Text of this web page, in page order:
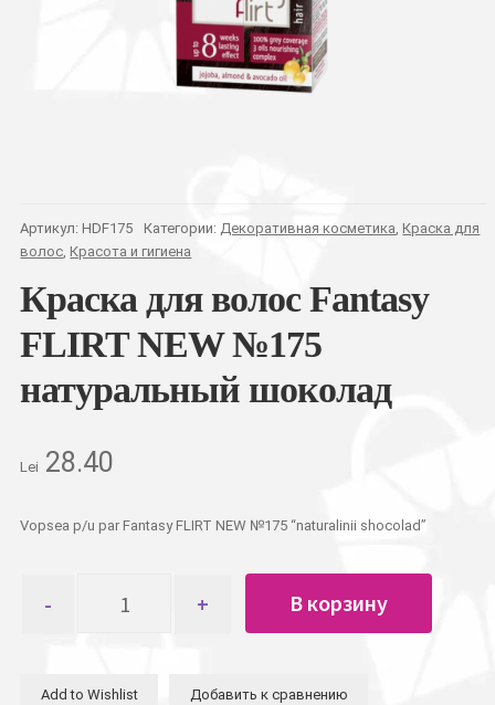
Артикул: HDF175 Категории: Декоративная косметика, Краска для
волос, Красота и гигиена
Краска для волос Fantasy
FLIRT NEW №175
натуральный шоколад
Lei 28.40
Vopsea p/u par Fantasy FLIRT NEW №175 “naturalinii shocolad”
товара
Fantasy
В корзину
Add to Wishlist Добавить к сравнению